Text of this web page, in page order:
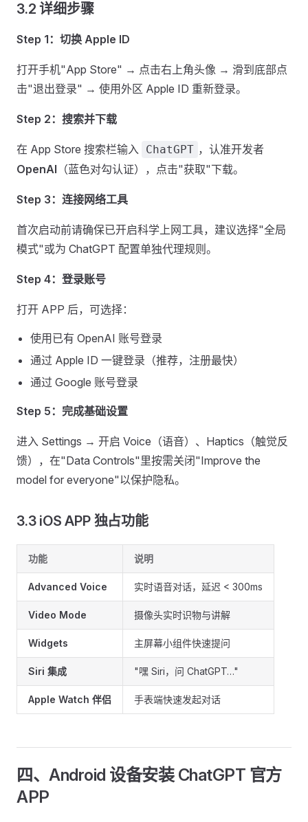
3.2 详细步骤
Step 1：切换 Apple ID
打开手机"App Store" → 点击右上角头像 → 滑到底部点
击"退出登录" → 使用外区 Apple ID 重新登录。
Step 2：搜索并下载
在 App Store 搜索栏输入 ChatGPT ，认准开发者
OpenAI （蓝色对勾认证），点击"获取"下载。
Step 3：连接网络工具
首次启动前请确保已开启科学上网工具，建议选择"全局
模式"或为 ChatGPT 配置单独代理规则。
Step 4：登录账号
打开 APP 后，可选择：
使用已有 OpenAI 账号登录
通过 Apple ID 一键登录（推荐，注册最快）
通过 Google 账号登录
Step 5：完成基础设置
进入 Settings → 开启 Voice（语音）、Haptics（触觉反
馈），在"Data Controls"里按需关闭"Improve the
model for everyone"以保护隐私。
3.3 iOS APP 独占功能
功能 说明
Advanced Voice 实时语音对话，延迟 < 300ms
Video Mode 摄像头实时识物与讲解
Widgets 主屏幕小组件快速提问
Siri 集成 "嘿 Siri，问 ChatGPT…"
Apple Watch 伴侣 手表端快速发起对话
四、Android 设备安装 ChatGPT 官方
APP